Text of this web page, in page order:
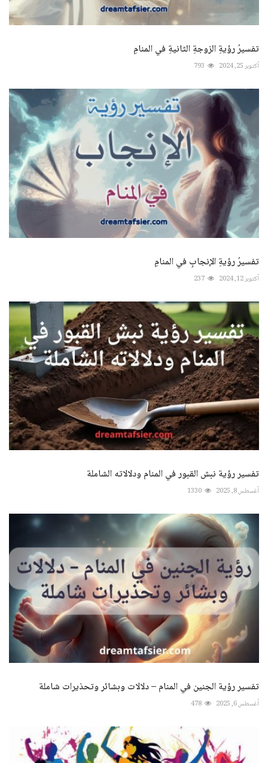
تفسيرُ رؤيةِ الزوجةِ الثانيةِ في المنامِ
أكتوبر 25, 2024 793
تفسيرُ رؤيةِ الإنجابِ في المنامِ
أكتوبر 12, 2024 237
تفسير رؤية نبش القبور في المنام ودلالاته الشاملة
أغسطس 8, 2025 1330
تفسير رؤية الجنين في المنام – دلالات وبشائر وتحذيرات شاملة
أغسطس 6, 2025 478